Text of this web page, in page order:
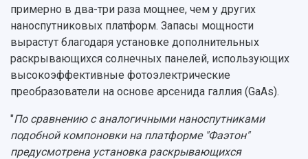
примерно в два-три раза мощнее, чем у других
наноспутниковых платформ. Запасы мощности
вырастут благодаря установке дополнительных
раскрывающихся солнечных панелей, использующих
высокоэффективные фотоэлектрические
преобразователи на основе арсенида галлия (GaAs).
"По сравнению с аналогичными наноспутниками
подобной компоновки на платформе "Фаэтон"
предусмотрена установка раскрывающихся